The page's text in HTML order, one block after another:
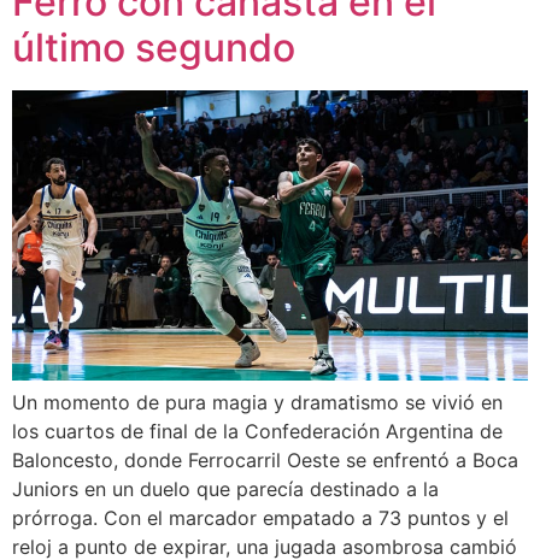
último segundo
Un momento de pura magia y dramatismo se vivió en
los cuartos de final de la Confederación Argentina de
Baloncesto, donde Ferrocarril Oeste se enfrentó a Boca
Juniors en un duelo que parecía destinado a la
prórroga. Con el marcador empatado a 73 puntos y el
reloj a punto de expirar, una jugada asombrosa cambió